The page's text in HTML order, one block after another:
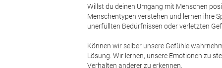
Willst du deinen Umgang mit Menschen
Menschentypen verstehen und lernen ihre
unerfüllten Bedürfnissen oder verletzten
Können wir selber unsere Gefühle
Lösung. Wir lernen, unsere Emotionen zu
Verhalten anderer zu erkennen.